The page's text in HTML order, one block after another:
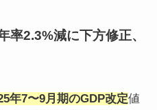
率2.3%減に下方修正、
年7〜9月期のGDP改定値